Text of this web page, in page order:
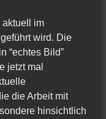
aktuell im
wird. Die
“echtes Bild”
jetzt mal
die Arbeit mit
hinsichtlich